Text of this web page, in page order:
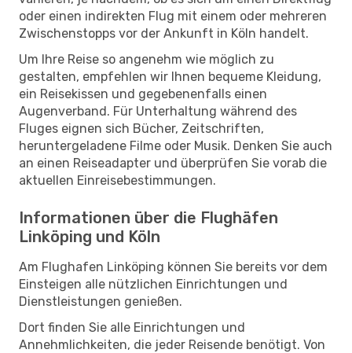
oder einen indirekten Flug mit einem oder mehreren
Zwischenstopps vor der Ankunft in Köln handelt.
Um Ihre Reise so angenehm wie möglich zu
gestalten, empfehlen wir Ihnen bequeme Kleidung,
ein Reisekissen und gegebenenfalls einen
Augenverband. Für Unterhaltung während des
Fluges eignen sich Bücher, Zeitschriften,
heruntergeladene Filme oder Musik. Denken Sie auch
an einen Reiseadapter und überprüfen Sie vorab die
aktuellen Einreisebestimmungen.
Informationen über die Flughäfen
Linköping und Köln
Am Flughafen Linköping können Sie bereits vor dem
Einsteigen alle nützlichen Einrichtungen und
Dienstleistungen genießen.
Dort finden Sie alle Einrichtungen und
Annehmlichkeiten, die jeder Reisende benötigt. Von